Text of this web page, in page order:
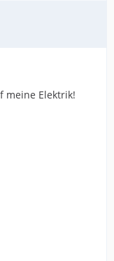
meine Elektrik!